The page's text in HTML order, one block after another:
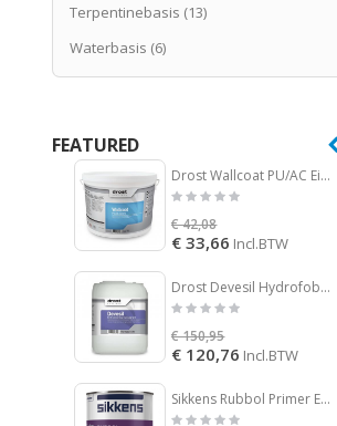
Terpentinebasis (13)
Waterbasis (6)
FEATURED
Drost Wallcoat PU/AC Eiglans
€ 42,08
€ 33,66 Incl.BTW
Drost Devesil Hydrofobering
€ 150,95
€ 120,76 Incl.BTW
Sikkens Rubbol Primer Extra